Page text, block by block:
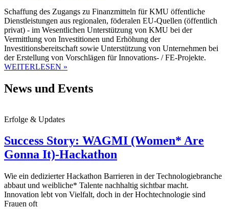
Schaffung des Zugangs zu Finanzmitteln für KMU öffentliche
Dienstleistungen aus regionalen, föderalen EU-Quellen (öffentlich
privat) - im Wesentlichen Unterstützung von KMU bei der
Vermittlung von Investitionen und Erhöhung der
Investitionsbereitschaft sowie Unterstützung von Unternehmen bei
der Erstellung von Vorschlägen für Innovations- / FE-Projekte.
WEITERLESEN »
News und Events
Erfolge & Updates
Success Story: WAGMI (Women* Are
Gonna It)-Hackathon
Wie ein dedizierter Hackathon Barrieren in der Technologiebranche
abbaut und weibliche* Talente nachhaltig sichtbar macht.
Innovation lebt von Vielfalt, doch in der Hochtechnologie sind
Frauen oft